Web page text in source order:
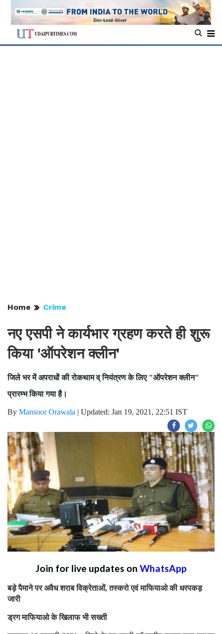
Home Crime
नए एसपी ने कार्यभार ग्रहण करते ही शुरू
किया 'ऑपरेशन क्लीन'
जिले भर में अपराधों की रोकथाम व् नियंत्रण के लिए "ऑपरेशन क्लीन"
प्रारम्भ किया गया है।
By Mansoor Orawala | Updated: Jan 19, 2021, 22:51 IST
Join for live updates on WhatsApp
बड़े पैमाने पर अवैध शराब विक्रेताओं, तस्करो एवं माफियाओ की धरपकड़
जारी
ड्रग माफियाओ के खिलाफ भी सख्ती